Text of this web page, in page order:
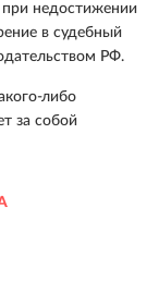
при недостижении
в судебный
РФ.
либо
за собой